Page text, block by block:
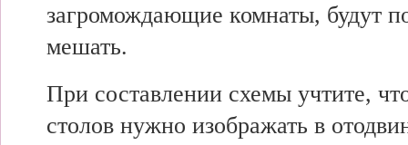
загромождающие комнаты, будут
мешать.
При составлении схемы учтите,
столов нужно изображать в